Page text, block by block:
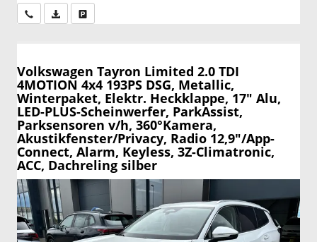
Wir rufen Sie anPDF-Datei, Fahrzeugexposé drucken
Volkswagen Tayron Limited 2.0 TDI
4MOTION 4x4 193PS DSG, Metallic,
Winterpaket, Elektr. Heckklappe, 17" Alu,
LED-PLUS-Scheinwerfer, ParkAssist,
Parksensoren v/h, 360°Kamera,
Akustikfenster/Privacy, Radio 12,9"/App-
Connect, Alarm, Keyless, 3Z-Climatronic,
ACC, Dachreling silber